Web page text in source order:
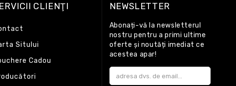
CLIENŢI
Sitului
Cadou
NEWSLETTER
Abonați-vă la newsletterul
nostru pentru a primi ultime
oferte și noutăți imediat ce
acestea apar!